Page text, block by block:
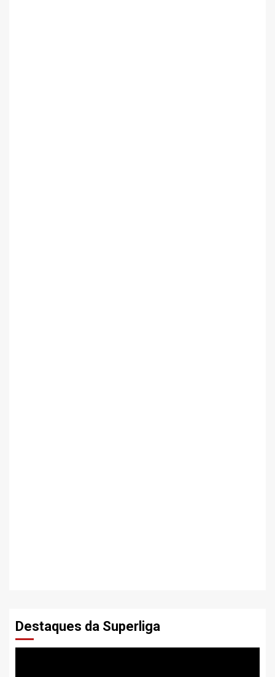
Destaques da Superliga